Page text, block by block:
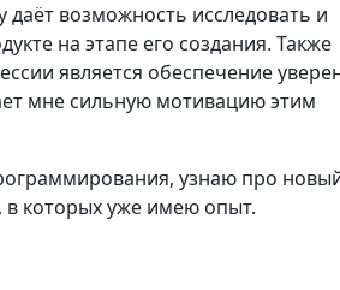
даёт возможность исследовать и
на этапе его создания. Также
является обеспечение
мне сильную мотивацию этим
узнаю про
в которых уже имею опыт.